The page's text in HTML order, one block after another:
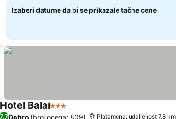
Izaberi datume da bi se prikazale tačne cene
Hotel Balai3 Zvezdice
7,7Dobro (broj ocena: 809) Platamona: udaljenost 7.8 km